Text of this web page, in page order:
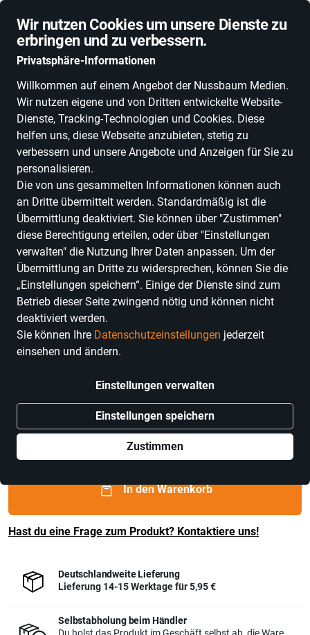
Wir nutzen Cookies um unsere Dienste zu
erbringen und zu verbessern.
Privatsphäre-Informationen
Willkommen auf einem Angebot der Nussbaum Medien.
Wir nutzen eigene und von Dritten entwickelte Website-
Dienste, Tracking-Technologien und Cookies. Diese
helfen uns, diese Webseite anzubieten, stetig zu
verbessern und unsere Angebote und Anzeigen für Sie zu
personalisieren.
Die von uns gesammelten Informationen können auch
an Dritte übermittelt werden. Standardmäßig ist die
Übermittlung deaktiviert. Sie können über "Zustimmen"
diese Berechtigung erteilen, oder über "Einstellungen
verwalten" die Nutzung Ihrer Daten anpassen. Um der
Übermittlung an Dritte zu widersprechen, können Sie die
„Einstellungen speichern“. Einige der Dienste sind zum
Betrieb dieser Seite zwingend nötig und können nicht
deaktiviert werden.
Sie können Ihre Datenschutzeinstellungen jederzeit
einsehen und ändern.
Einstellungen verwalten
Einstellungen speichern
Zustimmen
ALLE KATEGORIEN NEUHEITEN DEALS ESSEN, TRINKEN &
Namensschild aus Holz Unikat 6
Buchstaben
zzgl. Versandkosten
In den Warenkorb
Hast du eine Frage zum Produkt? Kontaktiere uns!
Deutschlandweite Lieferung
Lieferung 14-15 Werktage für5,95 €
Selbstabholung beim Händler